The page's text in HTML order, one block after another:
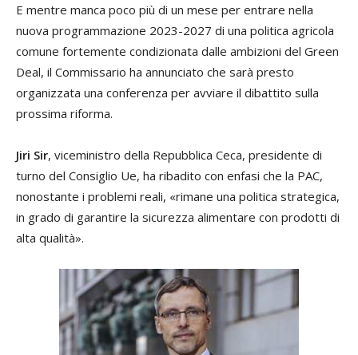
E mentre manca poco più di un mese per entrare nella
nuova programmazione 2023-2027 di una politica agricola
comune fortemente condizionata dalle ambizioni del Green
Deal, il Commissario ha annunciato che sarà presto
organizzata una conferenza per avviare il dibattito sulla
prossima riforma.
Jiri Sir, viceministro della Repubblica Ceca, presidente di
turno del Consiglio Ue, ha ribadito con enfasi che la PAC,
nonostante i problemi reali, «rimane una politica strategica,
in grado di garantire la sicurezza alimentare con prodotti di
alta qualità».